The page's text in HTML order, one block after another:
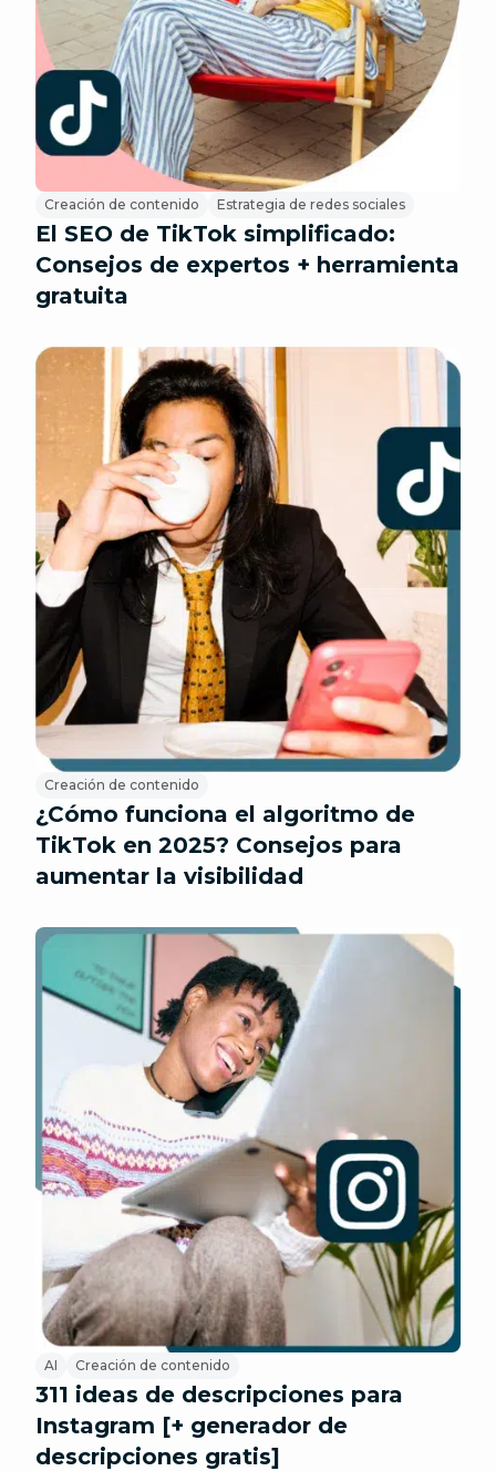
Creación de contenido Estrategia de redes sociales
El SEO de TikTok simplificado:
Consejos de expertos + herramienta
gratuita
Creación de contenido
¿Cómo funciona el algoritmo de
TikTok en 2025? Consejos para
aumentar la visibilidad
AI Creación de contenido
311 ideas de descripciones para
Instagram [+ generador de
descripciones gratis]